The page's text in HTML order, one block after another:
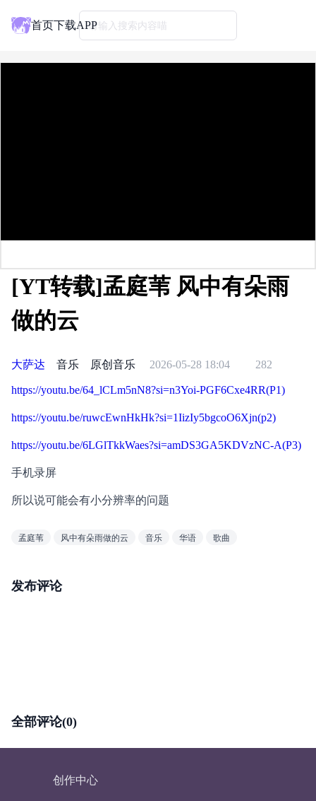
首页下载APP请输入搜索内容喵
[YT转载]孟庭苇 风中有朵雨
做的云
大萨达 音乐 原创音乐 2026-05-28 18:04 282
https://youtu.be/64_lCLm5nN8?si=n3Yoi-PGF6Cxe4RR(P1)
https://youtu.be/ruwcEwnHkHk?si=1IizIy5bgcoO6Xjn(p2)
https://youtu.be/6LGlTkkWaes?si=amDS3GA5KDVzNC-A(P3)
手机录屏
所以说可能会有小分辨率的问题
孟庭苇 风中有朵雨做的云 音乐 华语 歌曲
发布评论
全部评论(0)
创作中心